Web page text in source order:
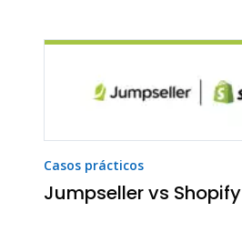
Casos prácticos
Jumpseller vs Shopify